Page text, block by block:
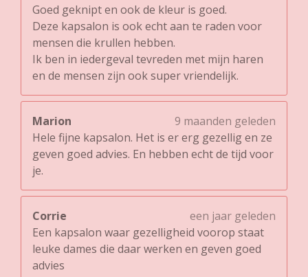
Goed geknipt en ook de kleur is goed.
Deze kapsalon is ook echt aan te raden voor
mensen die krullen hebben.
Ik ben in iedergeval tevreden met mijn haren
en de mensen zijn ook super vriendelijk.
Marion
9 maanden geleden
Hele fijne kapsalon. Het is er erg gezellig en ze
geven goed advies. En hebben echt de tijd voor
je.
Corrie
een jaar geleden
Een kapsalon waar gezelligheid voorop staat
leuke dames die daar werken en geven goed
advies